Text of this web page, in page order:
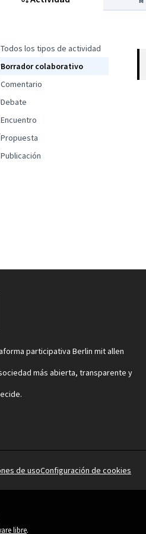
los tipos de actividad
Todos los tipos de actividad
colaborativo
Borrador colaborativo
Comentario
Debate
Encuentro
Propuesta
Publicación
participativa Berlin mit allen
más abierta, transparente y
de usoConfiguración de cookies
libre.